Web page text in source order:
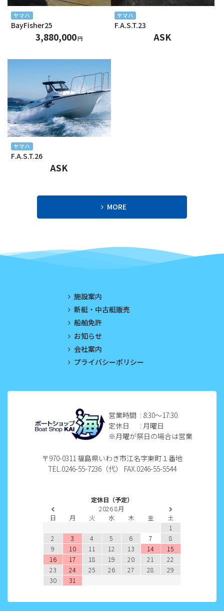
2024年5月
2024年4月
2024年2月
2024年1月
2023年12月
2023年11月
2023年10月
2022年11月
2022年9月
2022年7月
2022年5月
2022年4月
2022年3月
2022年2月
ヤマハ
BayFisher25
3,880,000円
ヤマハ
F.A.S.T.23
ASK
ヤマハ
F.A.S.T.26
ASK
MORE
施設案内
新艇・中古艇販売
船舶免許
お知らせ
会社案内
プライバシーポリシー
営業時間 : 8:30〜17:30
定休日
: 月曜日
※月曜が祭日の場合は営業
〒970-0311 福島県いわき市江名字東町１番地
TEL.0246-55-7236（代） FAX.0246-55-5544
定休日（予定）
20268月
日
月 火 水 木 金
土
1
2
3 4 5 6 7
8
9
10 11 12 13 14
15
16
17 18 19 20 21
22
23
24 25 26 27 28
29
30
31